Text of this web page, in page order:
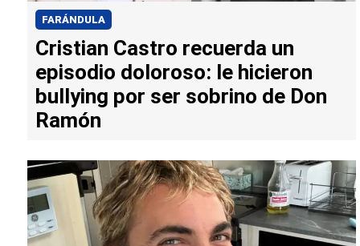
FARÁNDULA
Cristian Castro recuerda un
episodio doloroso: le hicieron
bullying por ser sobrino de Don
Ramón